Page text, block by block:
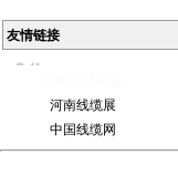
友情链接
Ball
Industrial
industrial
steel pipe
Steel
Gate Valve
Spiral
河南线缆展
中国线缆网